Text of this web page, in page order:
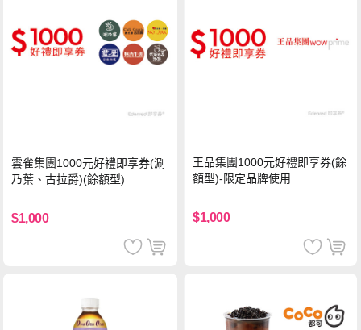
雲雀集團1000元好禮即享券(涮
乃葉、古拉爵)(餘額型)
$1,000
王品集團1000元好禮即享券(餘
額型)-限定品牌使用
$1,000